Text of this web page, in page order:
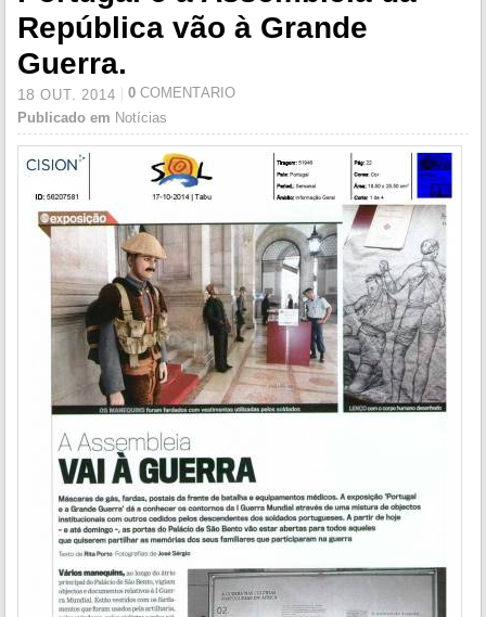
República vão à Grande
Guerra.
18 OUT. 2014 0 COMENTÁRIO
Publicado em Notícias